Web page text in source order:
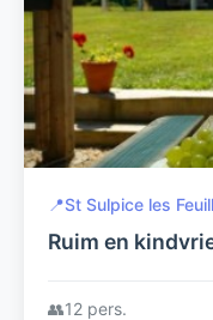
📍St Sulpice les
Ruim en
👥12 pers.